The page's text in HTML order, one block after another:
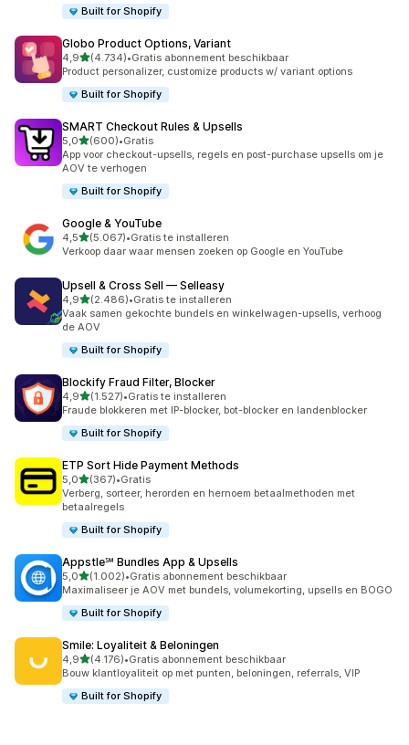
Built for Shopify
Globo Product Options, Variant
4,9van 5 sterren
(4.734)
4734 recensies in totaal
•Gratis abonnement beschikbaar
Product personalizer, customize products w/ variant options
Built for Shopify
SMART Checkout Rules & Upsells
5,0van 5 sterren
(600)
600 recensies in totaal
•Gratis
App voor checkout-upsells, regels en post-purchase upsells om je
AOV te verhogen
Built for Shopify
Google & YouTube
4,5van 5 sterren
(5.067)
5067 recensies in totaal
•Gratis te installeren
Verkoop daar waar mensen zoeken op Google en YouTube
Upsell & Cross Sell — Selleasy
4,9van 5 sterren
(2.486)
2486 recensies in totaal
•Gratis te installeren
Vaak samen gekochte bundels en winkelwagen-upsells, verhoog
de AOV
Built for Shopify
Blockify Fraud Filter, Blocker
4,9van 5 sterren
(1.527)
1527 recensies in totaal
•Gratis te installeren
Fraude blokkeren met IP-blocker, bot-blocker en landenblocker
Built for Shopify
ETP Sort Hide Payment Methods
5,0van 5 sterren
(367)
367 recensies in totaal
•Gratis
Verberg, sorteer, herorden en hernoem betaalmethoden met
betaalregels
Built for Shopify
Appstle℠ Bundles App & Upsells
5,0van 5 sterren
(1.002)
1002 recensies in totaal
•Gratis abonnement beschikbaar
Maximaliseer je AOV met bundels, volumekorting, upsells en BOGO
Built for Shopify
Smile: Loyaliteit & Beloningen
4,9van 5 sterren
(4.176)
4176 recensies in totaal
•Gratis abonnement beschikbaar
Bouw klantloyaliteit op met punten, beloningen, referrals, VIP
Built for Shopify